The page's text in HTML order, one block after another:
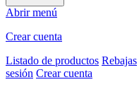
Abrir menú
Crear cuenta
Listado de productos Rebajas
sesión Crear cuenta